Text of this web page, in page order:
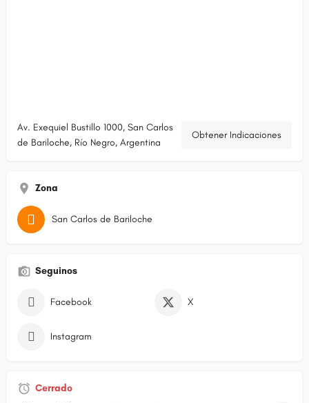
Av. Exequiel Bustillo 1000, San Carlos
de Bariloche, Río Negro, Argentina
Obtener Indicaciones
Zona
San Carlos de Bariloche
Seguinos
Facebook X
Instagram
Cerrado